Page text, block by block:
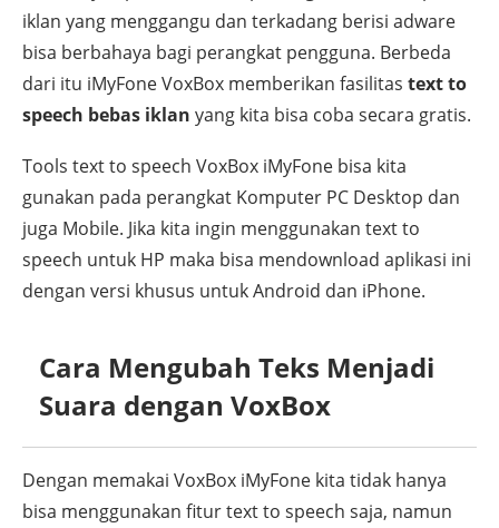
iklan yang menggangu dan terkadang berisi adware
bisa berbahaya bagi perangkat pengguna. Berbeda
dari itu iMyFone VoxBox memberikan fasilitas text to
speech bebas iklan yang kita bisa coba secara gratis.
Tools text to speech VoxBox iMyFone bisa kita
gunakan pada perangkat Komputer PC Desktop dan
juga Mobile. Jika kita ingin menggunakan text to
speech untuk HP maka bisa mendownload aplikasi ini
dengan versi khusus untuk Android dan iPhone.
Cara Mengubah Teks Menjadi
Suara dengan VoxBox
Dengan memakai VoxBox iMyFone kita tidak hanya
bisa menggunakan fitur text to speech saja, namun